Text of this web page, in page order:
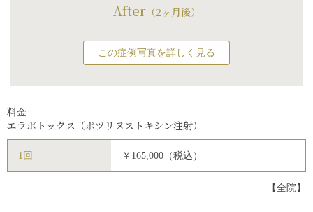
After（2ヶ月後）
この症例写真を詳しく見る
料金
エラボトックス（ボツリヌストキシン注射）
1回 ￥165,000（税込）
【全院】